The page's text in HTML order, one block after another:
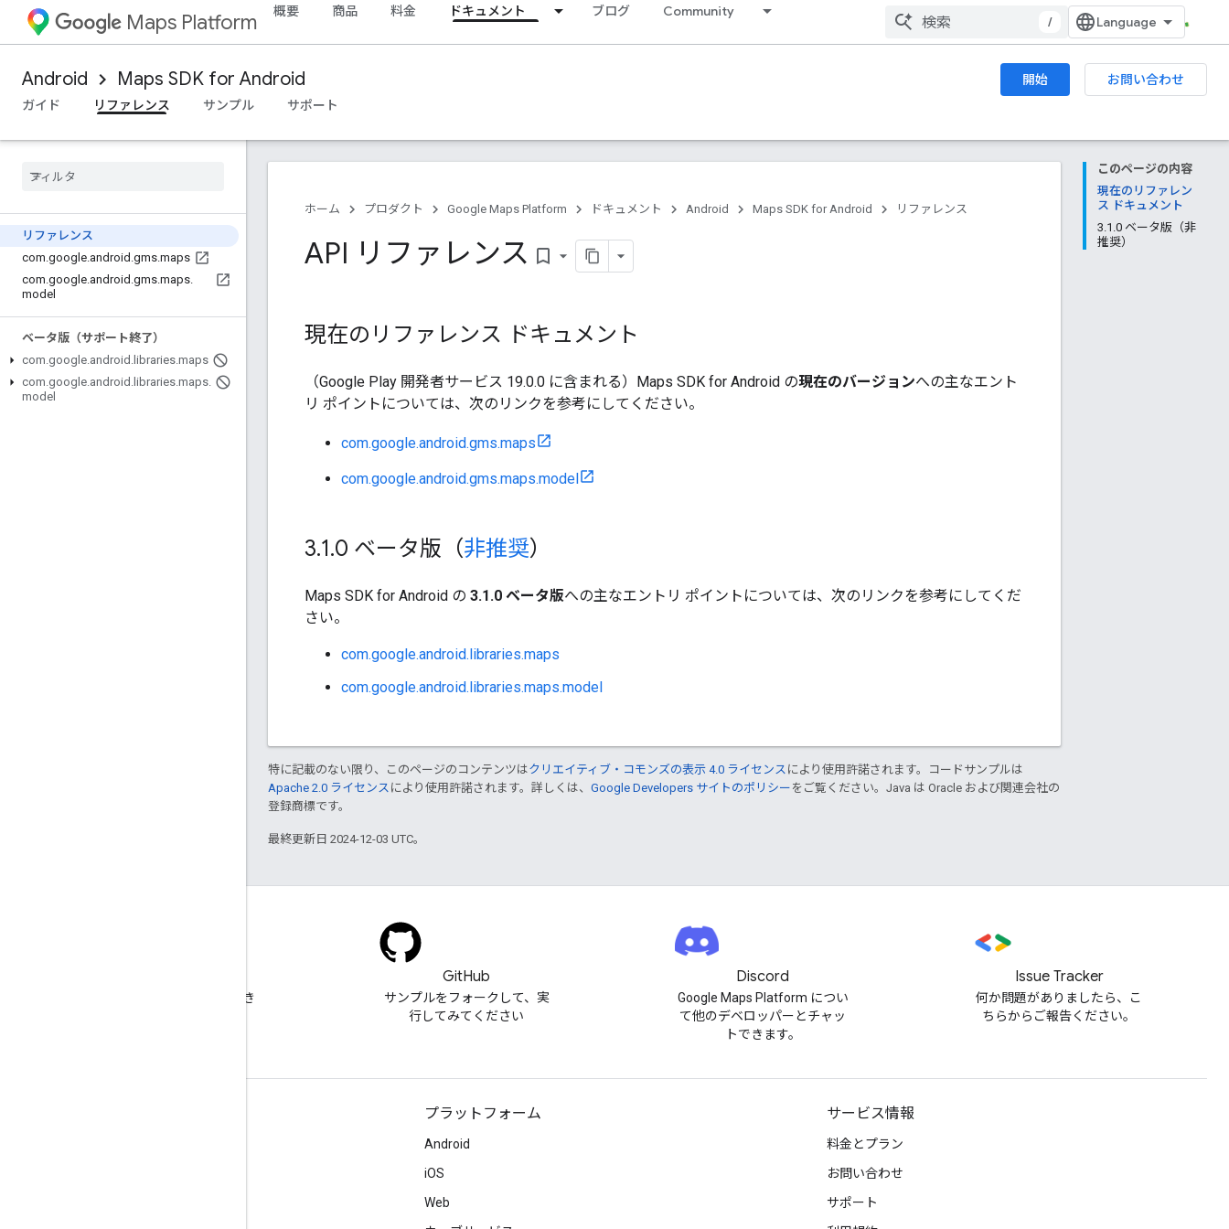
Maps Platform 概要 商品 料金 ドキュメント ブログ Community
/
Android Maps SDK for Android 開始
お問い合わせ
ガイド
リファレンス サンプル サポート
リファレンス
com.google.android .gms.maps
com.google.android .gms.maps.
model
ベータ版（サポート終了）
com.google.android . libraries.maps
com.google.android . libraries.maps.
model
このページの内容
現在のリファレン
ス ドキュメント
3.1.0 ベータ版（非
推奨）
ホーム プロダクト Google Maps Platform ドキュメント Android Maps SDK for Android リファレンス
API リファレンス bookmark_border
現在のリファレンス ドキュメント
（Google Play 開発者サービス 19.0.0 に含まれる）Maps SDK for Android の現在のバージョンへの主なエント
リ ポイントについては、次のリンクを参考にしてください。
com.google.android.gms.maps
com.google.android.gms.maps.model
3.1.0 ベータ版（非推奨）
Maps SDK for Android の 3.1.0 ベータ版への主なエントリ ポイントについては、次のリンクを参考にしてくだ
さい。
com.google.android.libraries.maps
com.google.android.libraries.maps.model
特に記載のない限り、このページのコンテンツはクリエイティブ・コモンズの表示 4.0 ライセンス により使用許諾されます。コードサンプルは
Apache 2.0 ライセンス により使用許諾されます。詳しくは、 Google Developers サイトのポリシー をご覧ください。Java は Oracle および関連会社の
登録商標です。
最終更新日 2024-12-03 UTC。
google-maps タグで質問でき
GitHub
サンプルをフォークして、実
行してみてください
Discord
Google Maps Platform につい
て他のデベロッパーとチャッ
トできます。
Issue Tracker
何か問題がありましたら、こ
ちらからご報告ください。
プラットフォーム
Android
iOS
Web
サービス情報
料金とプラン
お問い合わせ
サポート